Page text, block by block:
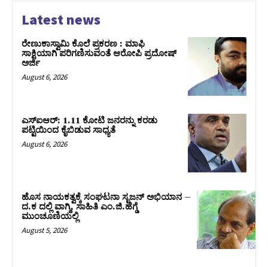
Latest news
ರೇಣುಕಾಸ್ವಾಮಿ ಕೊಲೆ ಪ್ರಕರಣ : ಮಾಫಿ
ಸಾಕ್ಷಿಯಾಗಿ ಪರಿಗಣಿಸುವಂತೆ ಆರೋಪಿ ಪ್ರದೋಷ್‌
ಅರ್ಜಿ
August 6, 2026
ಎಸ್‌ಐಆರ್‌: 1.11 ಕೋಟಿ ಜನರನ್ನು ಕರಡು
ಪಟ್ಟಿಯಿಂದ ಕೈಬಿಡುವ ಸಾಧ್ಯತೆ
August 6, 2026
ಹೊಸ ನಾಯಕತ್ವಕ್ಕೆ ಸಂಘಟನಾ ಸೃಜನ್ ಅಭಿಯಾನ –
ದ.ಕ ದಲ್ಲಿ ವಾಗ್ಮಿ, ಸಾಹಿತಿ ಎಂ.ಜಿ.ಹೆಗ್ಡೆ
ಮುಂಚೂಣಿಯಲ್ಲಿ
August 5, 2026